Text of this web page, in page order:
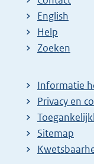
English
Help
Zoeken
Informatie
Privacy en
Sitemap
E